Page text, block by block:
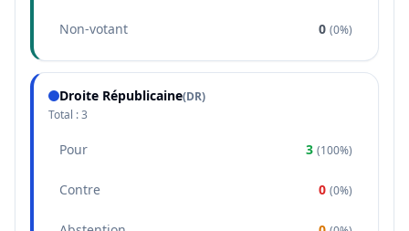
Non-votant 0 (0%)
Droite Républicaine(DR)
Total :3
Pour 3 (100%)
Contre 0 (0%)